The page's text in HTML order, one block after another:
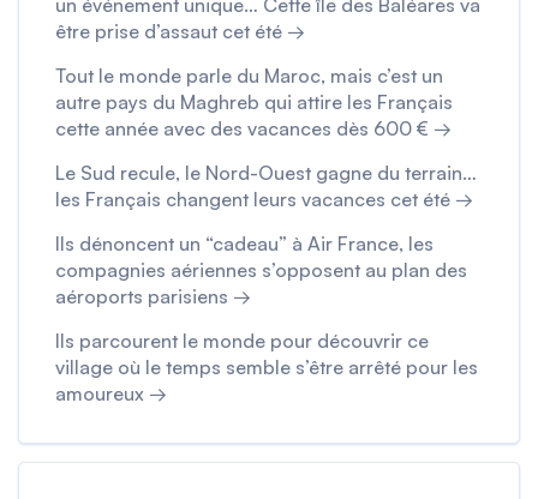
un événement unique… Cette île des Baléares va
être prise d’assaut cet été →
Tout le monde parle du Maroc, mais c’est un
autre pays du Maghreb qui attire les Français
cette année avec des vacances dès 600 € →
Le Sud recule, le Nord-Ouest gagne du terrain…
les Français changent leurs vacances cet été →
Ils dénoncent un “cadeau” à Air France, les
compagnies aériennes s’opposent au plan des
aéroports parisiens →
Ils parcourent le monde pour découvrir ce
village où le temps semble s’être arrêté pour les
amoureux →